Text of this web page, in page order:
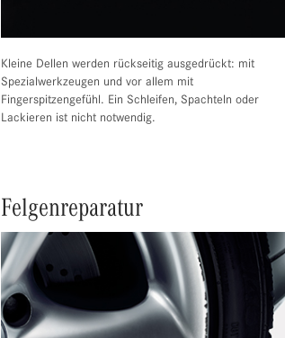
Kleine Dellen werden rückseitig ausgedrückt: mit
Spezialwerkzeugen und vor allem mit
Fingerspitzengefühl. Ein Schleifen, Spachteln oder
Lackieren ist nicht notwendig.
Felgenreparatur